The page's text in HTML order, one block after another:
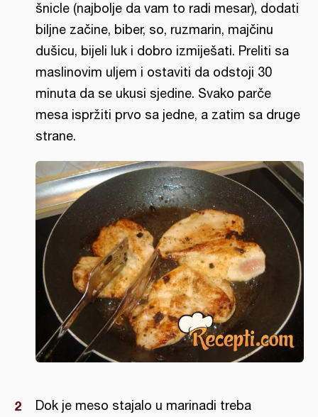
šnicle (najbolje da vam to radi mesar), dodati
biljne začine, biber, so, ruzmarin, majčinu
dušicu, bijeli luk i dobro izmiješati. Preliti sa
maslinovim uljem i ostaviti da odstoji 30
minuta da se ukusi sjedine. Svako parče
mesa ispržiti prvo sa jedne, a zatim sa druge
strane.
Dok je meso stajalo u marinadi treba